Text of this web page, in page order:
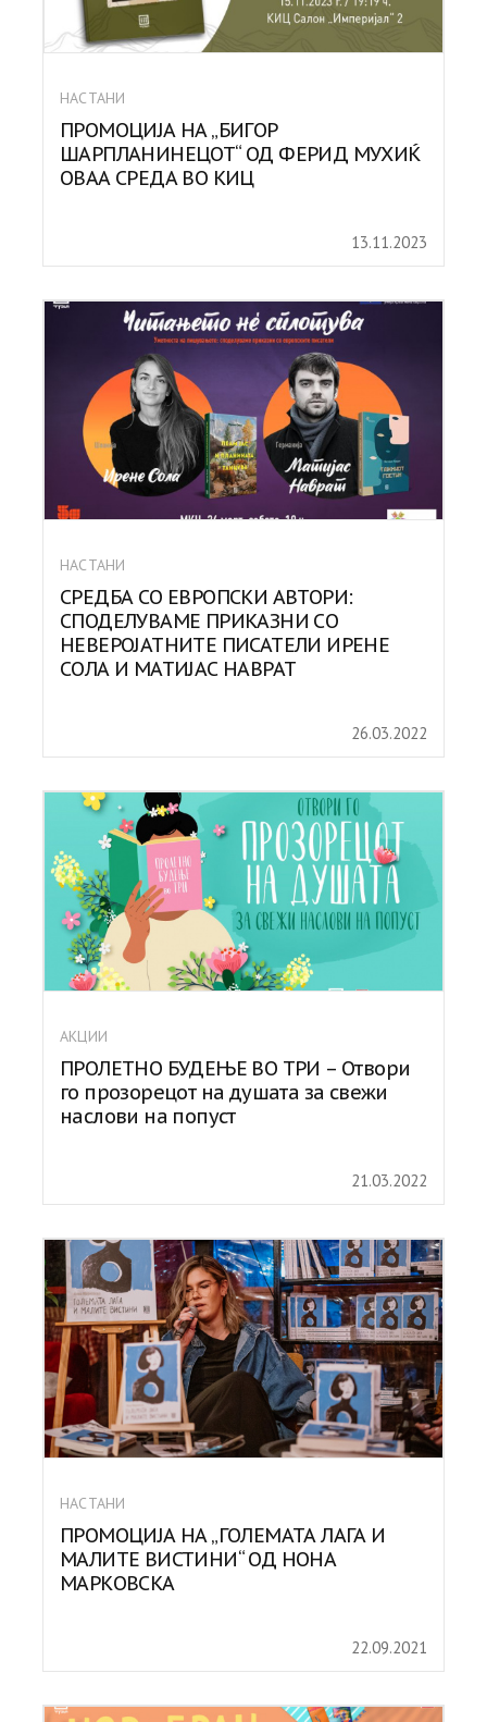
НАСТАНИ
ПРОМОЦИЈА НА „БИГОР
ШАРПЛАНИНЕЦОТ“ ОД ФЕРИД МУХИЌ
ОВАА СРЕДА ВО КИЦ
13.11.2023
НАСТАНИ
СРЕДБА СО ЕВРОПСКИ АВТОРИ:
СПОДЕЛУВАМЕ ПРИКАЗНИ СО
НЕВЕРОЈАТНИТЕ ПИСАТЕЛИ ИРЕНЕ
СОЛА И МАТИЈАС НАВРАТ
26.03.2022
АКЦИИ
ПРОЛЕТНО БУДЕЊЕ ВО ТРИ – Отвори
го прозорецот на душата за свежи
наслови на попуст
21.03.2022
НАСТАНИ
ПРОМОЦИЈА НА „ГОЛЕМАТА ЛАГА И
МАЛИТЕ ВИСТИНИ“ ОД НОНА
МАРКОВСКА
22.09.2021